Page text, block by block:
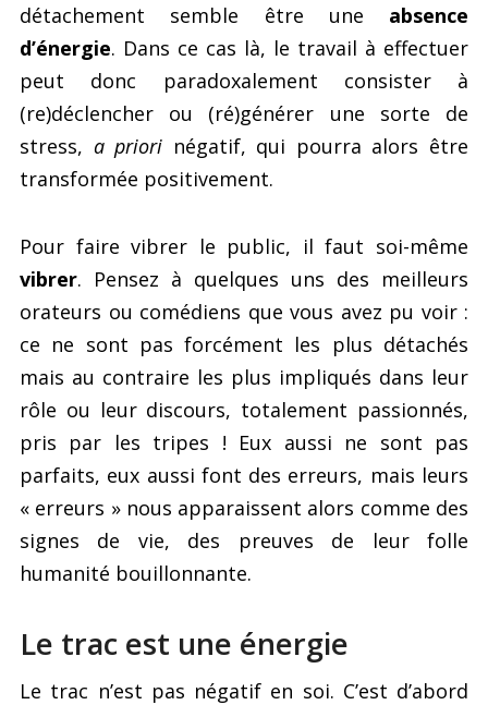
détachement semble être une absence
d’énergie. Dans ce cas là, le travail à effectuer
peut donc paradoxalement consister à
(re)déclencher ou (ré)générer une sorte de
stress, a priori négatif, qui pourra alors être
transformée positivement.
Pour faire vibrer le public, il faut soi-même
vibrer. Pensez à quelques uns des meilleurs
orateurs ou comédiens que vous avez pu voir :
ce ne sont pas forcément les plus détachés
mais au contraire les plus impliqués dans leur
rôle ou leur discours, totalement passionnés,
pris par les tripes ! Eux aussi ne sont pas
parfaits, eux aussi font des erreurs, mais leurs
« erreurs » nous apparaissent alors comme des
signes de vie, des preuves de leur folle
humanité bouillonnante.
Le trac est une énergie
Le trac n’est pas négatif en soi. C’est d’abord